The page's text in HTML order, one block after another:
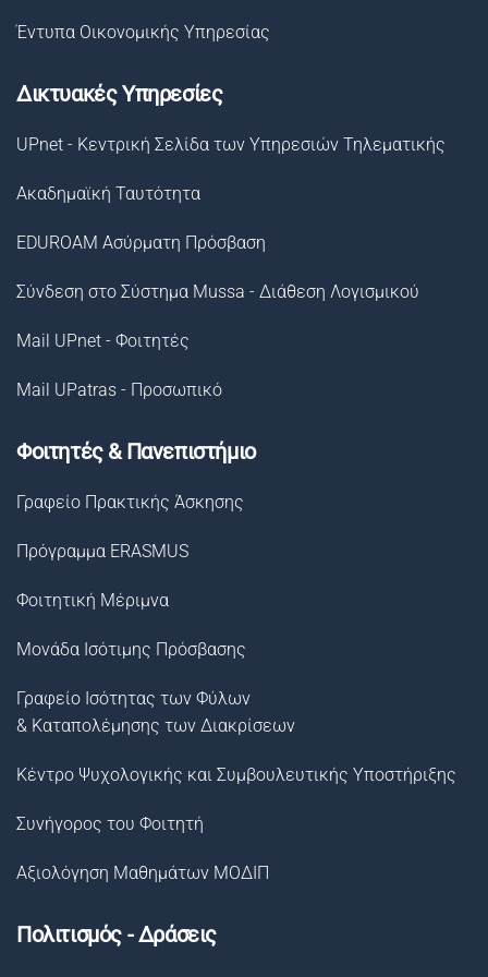
Έντυπα Οικονομικής Υπηρεσίας
Δικτυακές Υπηρεσίες
UPnet - Κεντρική Σελίδα των Υπηρεσιών Τηλεματικής
Ακαδημαϊκή Ταυτότητα
EDUROAM Ασύρματη Πρόσβαση
Σύνδεση στο Σύστημα Μussa - Διάθεση Λογισμικού
Mail UPnet - Φοιτητές
Mail UPatras - Προσωπικό
Φοιτητές & Πανεπιστήμιο
Γραφείο Πρακτικής Άσκησης
Πρόγραμμα ERASMUS
Φοιτητική Μέριμνα
Μονάδα Ισότιμης Πρόσβασης
Γραφείο Ισότητας των Φύλων
& Καταπολέμησης των Διακρίσεων
Κέντρο Ψυχολογικής και Συμβουλευτικής Υποστήριξης
Συνήγορος του Φοιτητή
Αξιολόγηση Μαθημάτων ΜΟΔΙΠ
Πολιτισμός - Δράσεις